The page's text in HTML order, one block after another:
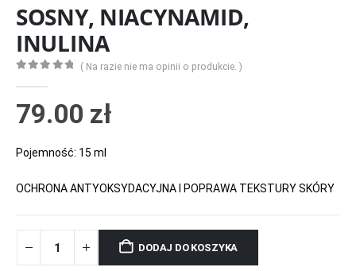
SOSNY, NIACYNAMID,
INULINA
( Na razie nie ma opinii o produkcie. )
79.00 zł
Pojemność: 15 ml
OCHRONA ANTYOKSYDACYJNA I POPRAWA TEKSTURY SKÓRY
DODAJ DO KOSZYKA